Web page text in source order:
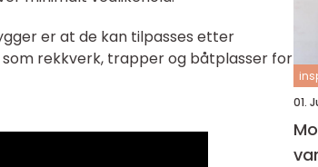
er at de kan tilpasses etter
rekkverk, trapper og båtplasser for
01.